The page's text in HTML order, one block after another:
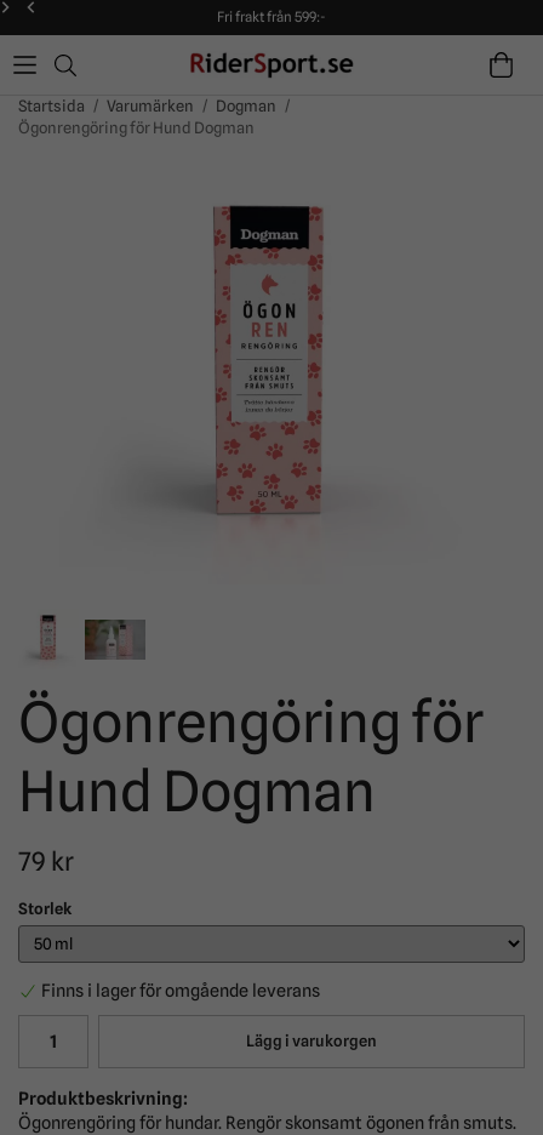
Fri frakt från 599:-
90 dagars öppet köp!
Alltid snabba leveranser!
Fri frakt från 599:-
Startsida / Varumärken / Dogman /
Ögonrengöring för Hund Dogman
Ögonrengöring för
Hund Dogman
79 kr
Storlek
Finns i lager för omgående leverans
Lägg i varukorgen
Produktbeskrivning:
Ögonrengöring för hundar. Rengör skonsamt ögonen från smuts.